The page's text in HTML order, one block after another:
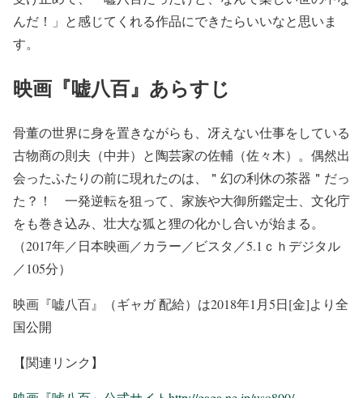
んだ！」と感じてくれる作品にできたらいいなと思いま
す。
映画『嘘八百』あらすじ
骨董の世界に身を置きながらも、冴えない仕事をしている
古物商の則夫（中井）と陶芸家の佐輔（佐々木）。偶然出
会ったふたりの前に現れたのは、＂幻の利休の茶器＂だっ
た？！ 一発逆転を狙って、家族や大御所鑑定士、文化庁
をも巻き込み、壮大な狐と狸の化かし合いが始まる。
（2017年／日本映画／カラー／ビスタ／5.1ｃｈデジタル
／105分）
映画『嘘八百』（ギャガ 配給）は2018年1月5日[金]より全
国公開
【関連リンク】